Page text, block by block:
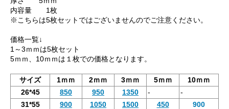
内容量 1枚
※こちらは5枚セットではございませんのでご注意ください。
価格一覧↓
1～3ｍｍは5枚セット
5ｍｍ、10ｍｍは１枚での価格となります。
サイズ 1ｍｍ 2ｍｍ 3ｍｍ 5ｍｍ
10ｍｍ
26*45
850 950 1350 -
-
31*55
900 1050 1500 450
900